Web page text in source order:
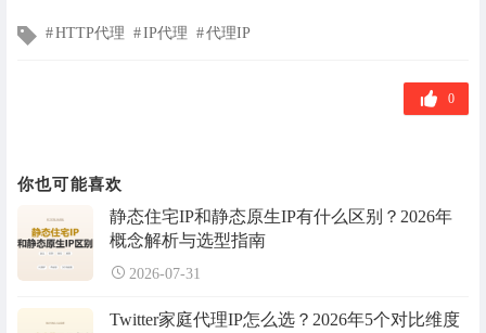
文HTTP代理 IP代理 代理IP
0
你也可能喜欢
静态住宅IP和静态原生IP有什么区别？2026年
概念解析与选型指南
2026-07-31
Twitter家庭代理IP怎么选？2026年5个对比维度